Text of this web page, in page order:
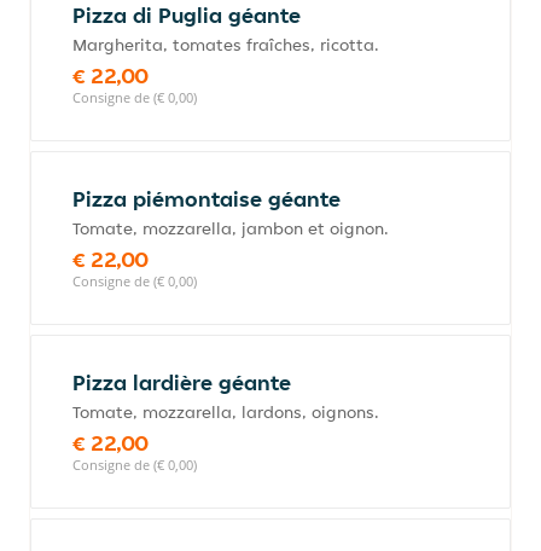
Pizza di Puglia géante
Margherita, tomates fraîches, ricotta.
€ 22,00
Consigne de (€ 0,00)
Pizza piémontaise géante
Tomate, mozzarella, jambon et oignon.
€ 22,00
Consigne de (€ 0,00)
Pizza lardière géante
Tomate, mozzarella, lardons, oignons.
€ 22,00
Consigne de (€ 0,00)